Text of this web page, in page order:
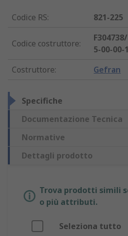
Codice RS: 821-225
Codice costruttore:
5-00-00-
Costruttore: Gefran
Specifiche
Documentazione Tecnica
Normative
Dettagli prodotto
Trova prodotti simili
o più attributi.
Seleziona tutto